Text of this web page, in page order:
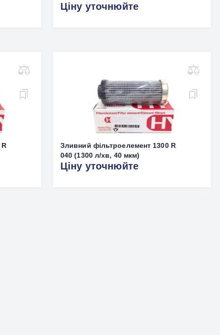
Ціну уточнюйте
Зливний фільтроелемент 1300 R
040 (1300 л/хв, 40 мкм)
Ціну уточнюйте